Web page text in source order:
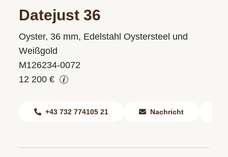
Datejust 36
Oyster, 36 mm, Edelstahl Oystersteel und
Weißgold
M126234-0072
12 200 €
+43 732 774105 21 Nachricht